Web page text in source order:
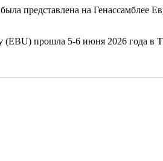
представлена на Генассамблее
(EBU) прошла 5-6 июня 2026 года в